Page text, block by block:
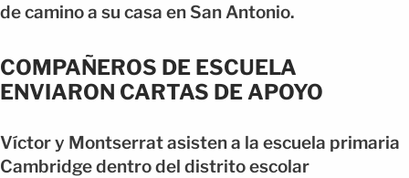
de camino a su casa en San Antonio.
COMPAÑEROS DE ESCUELA
ENVIARON CARTAS DE APOYO
Víctor y Montserrat asisten a la escuela primaria
Cambridge dentro del distrito escolar